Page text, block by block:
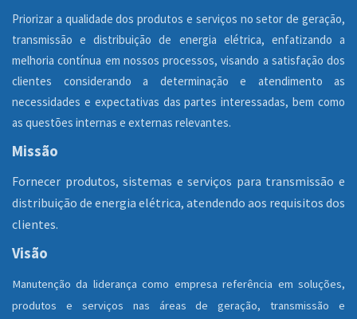
Priorizar a qualidade dos produtos e serviços no setor de geração,
transmissão e distribuição de energia elétrica, enfatizando a
melhoria contínua em nossos processos, visando a satisfação dos
clientes considerando a determinação e atendimento as
necessidades e expectativas das partes interessadas, bem como
as questões internas e externas relevantes.
Missão
Fornecer produtos, sistemas e serviços para transmissão e
distribuição de energia elétrica, atendendo aos requisitos dos
clientes.
Visão
Manutenção da liderança como empresa referência em soluções,
produtos e serviços nas áreas de geração, transmissão e